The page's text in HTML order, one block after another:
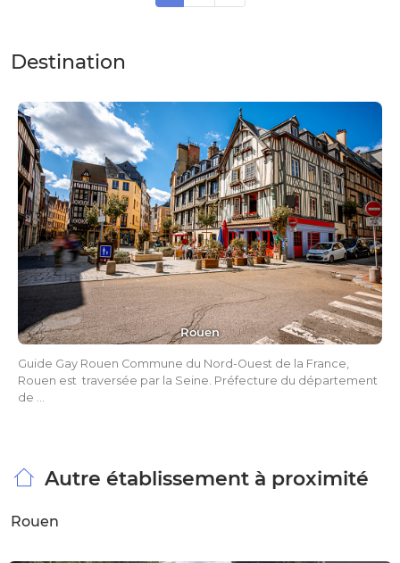
Destination
Rouen
Guide Gay Rouen Commune du Nord-Ouest de la France,
Rouen est traversée par la Seine. Préfecture du département
de …
Autre établissement à proximité
Rouen